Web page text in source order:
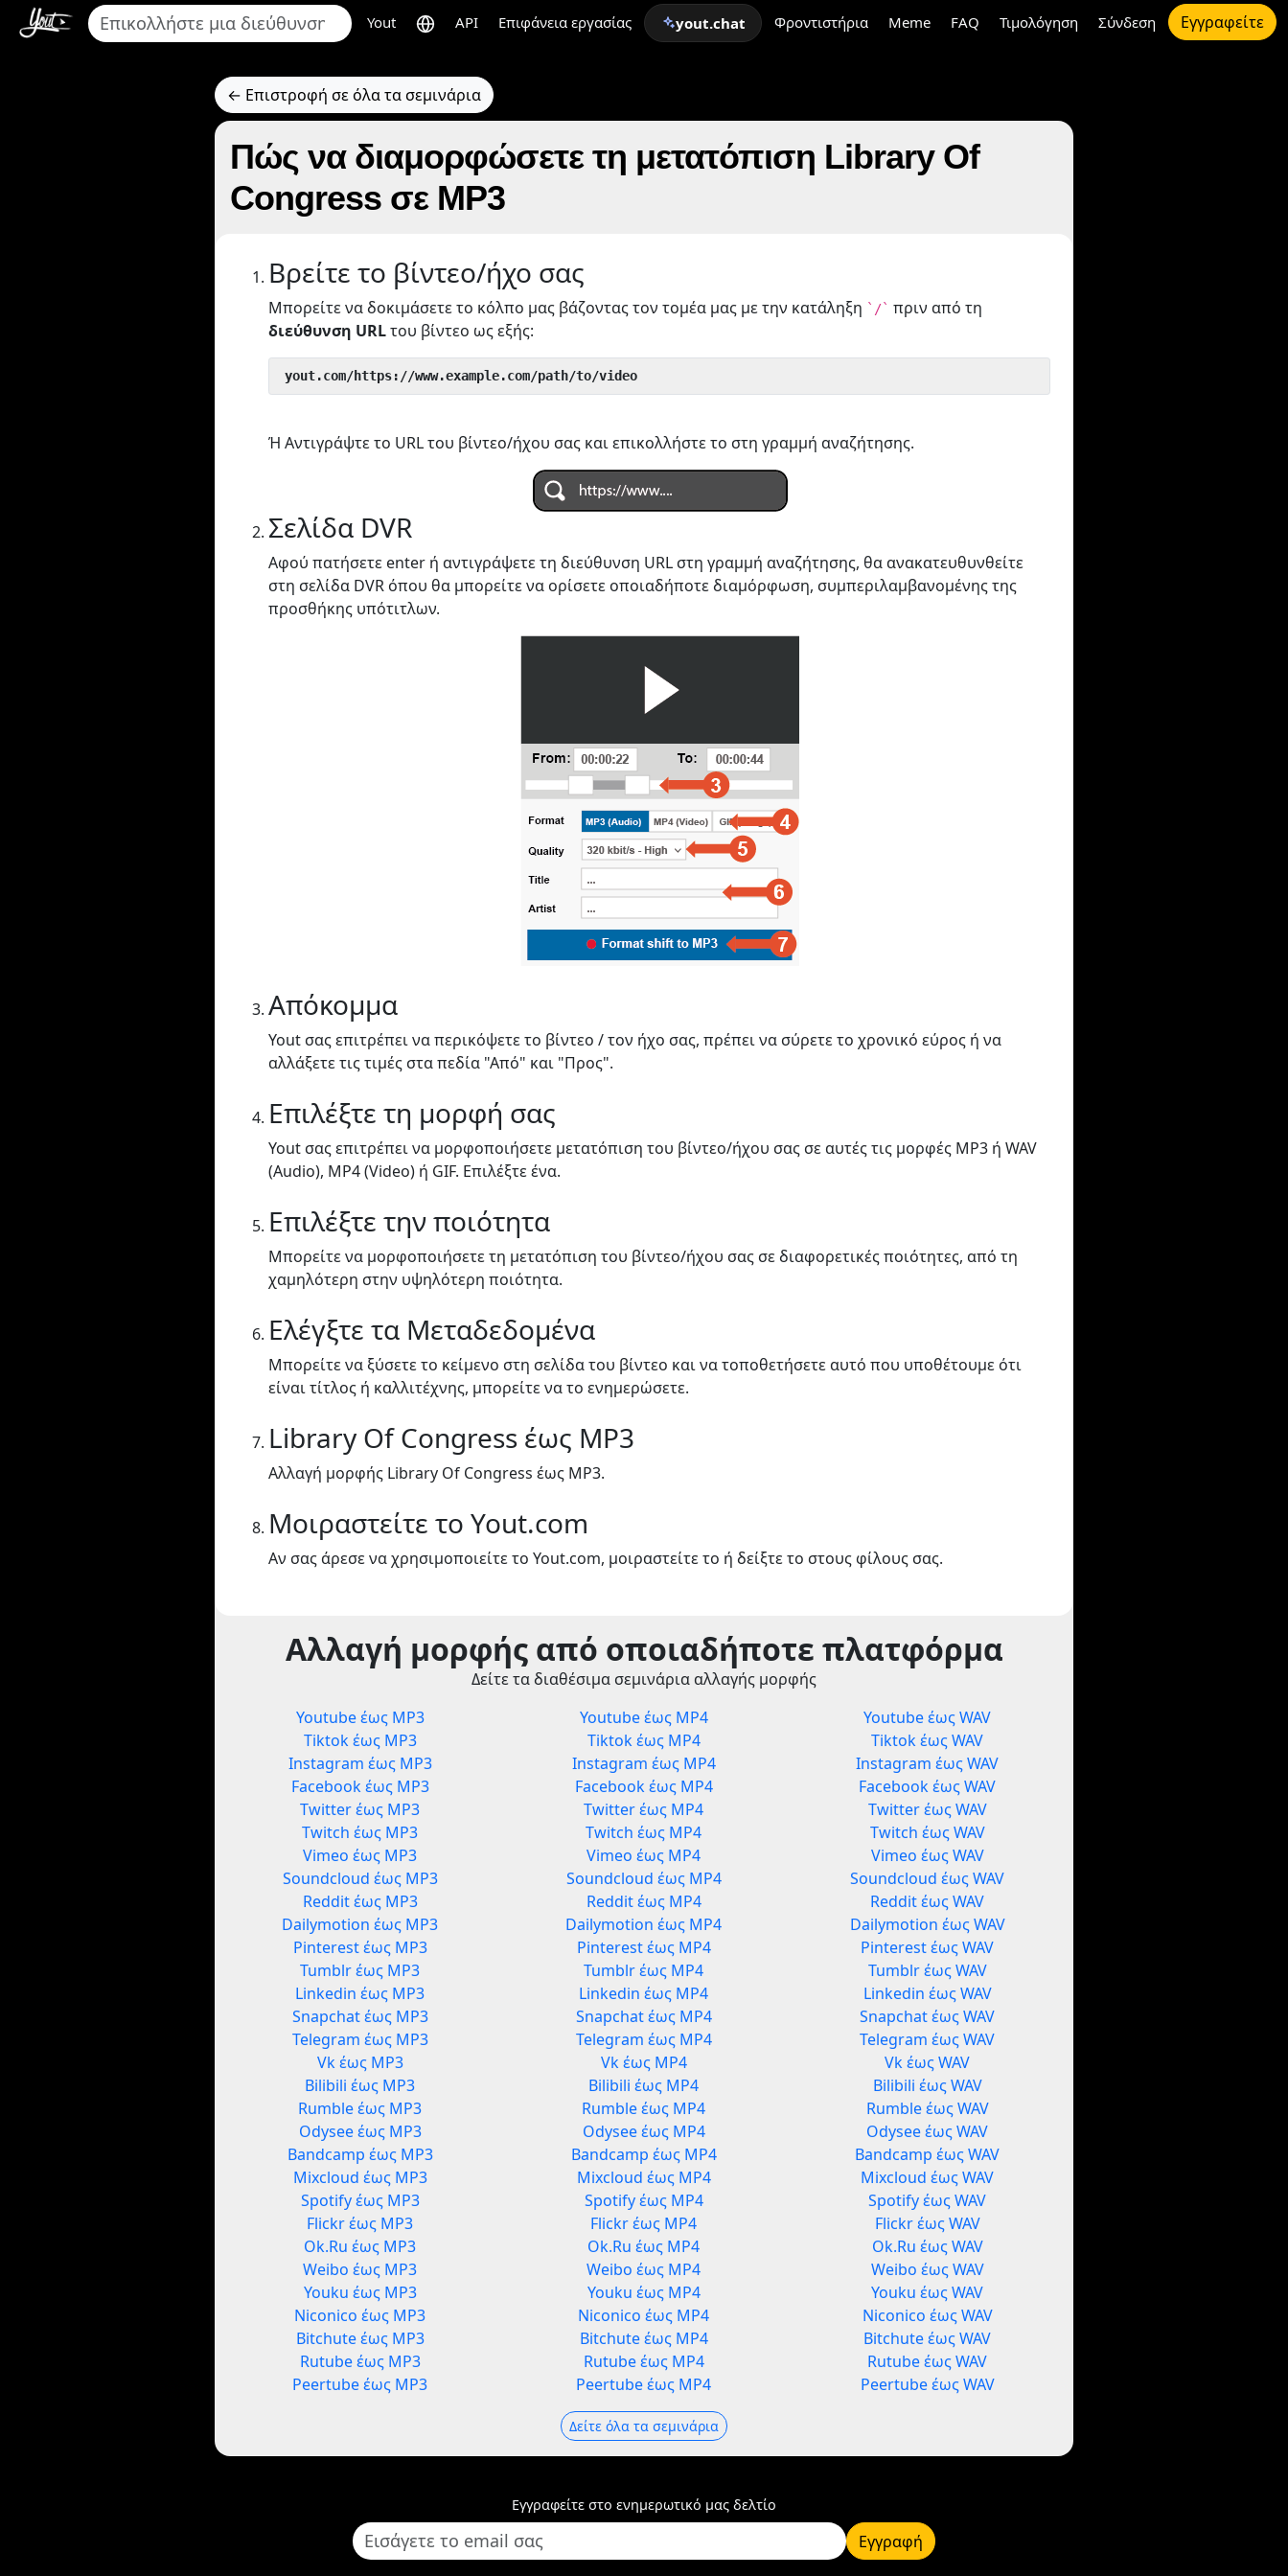
Yout API Επιφάνεια εργασίας yout.chat Φροντιστήρια Meme FAQ Τιμολόγηση Σύνδεση Εγγραφείτε
← Επιστροφή σε όλα τα σεμινάρια
Πώς να διαμορφώσετε τη μετατόπιση Library Of
Congress σε MP3
Βρείτε το βίντεο/ήχο σας
Μπορείτε να δοκιμάσετε το κόλπο μας βάζοντας τον τομέα μας με την κατάληξη `/` πριν από τη
διεύθυνση URLτου βίντεο ως εξής:
yout.com/https://www.example.com/path/to/video
Ή Αντιγράψτε το URL του βίντεο/ήχου σας και επικολλήστε το στη γραμμή αναζήτησης.
Σελίδα DVR
Αφού πατήσετε enter ή αντιγράψετε τη διεύθυνση URL στη γραμμή αναζήτησης, θα ανακατευθυνθείτε
στη σελίδα DVR όπου θα μπορείτε να ορίσετε οποιαδήποτε διαμόρφωση, συμπεριλαμβανομένης της
προσθήκης υπότιτλων.
Απόκομμα
Yout σας επιτρέπει να περικόψετε το βίντεο / τον ήχο σας, πρέπει να σύρετε το χρονικό εύρος ή να
αλλάξετε τις τιμές στα πεδία "Από" και "Προς".
Επιλέξτε τη μορφή σας
Yout σας επιτρέπει να μορφοποιήσετε μετατόπιση του βίντεο/ήχου σας σε αυτές τις μορφές MP3 ή WAV
(Audio), MP4 (Video) ή GIF. Επιλέξτε ένα.
Επιλέξτε την ποιότητα
Μπορείτε να μορφοποιήσετε τη μετατόπιση του βίντεο/ήχου σας σε διαφορετικές ποιότητες, από τη
χαμηλότερη στην υψηλότερη ποιότητα.
Ελέγξτε τα Μεταδεδομένα
Μπορείτε να ξύσετε το κείμενο στη σελίδα του βίντεο και να τοποθετήσετε αυτό που υποθέτουμε ότι
είναι τίτλος ή καλλιτέχνης, μπορείτε να το ενημερώσετε.
Library Of Congress έως MP3
Αλλαγή μορφής Library Of Congress έως MP3.
Μοιραστείτε το Yout.com
Αν σας άρεσε να χρησιμοποιείτε το Yout.com, μοιραστείτε το ή δείξτε το στους φίλους σας.
Αλλαγή μορφής από οποιαδήποτε πλατφόρμα
Δείτε τα διαθέσιμα σεμινάρια αλλαγής μορφής
Youtube έως MP3
Tiktok έως MP3
Instagram έως MP3
Facebook έως MP3
Twitter έως MP3
Twitch έως MP3
Vimeo έως MP3
Soundcloud έως MP3
Reddit έως MP3
Dailymotion έως MP3
Pinterest έως MP3
Tumblr έως MP3
Linkedin έως MP3
Snapchat έως MP3
Telegram έως MP3
Vk έως MP3
Bilibili έως MP3
Rumble έως MP3
Odysee έως MP3
Bandcamp έως MP3
Mixcloud έως MP3
Spotify έως MP3
Flickr έως MP3
Ok.Ru έως MP3
Weibo έως MP3
Youku έως MP3
Niconico έως MP3
Bitchute έως MP3
Rutube έως MP3
Peertube έως MP3
Youtube έως MP4
Tiktok έως MP4
Instagram έως MP4
Facebook έως MP4
Twitter έως MP4
Twitch έως MP4
Vimeo έως MP4
Soundcloud έως MP4
Reddit έως MP4
Dailymotion έως MP4
Pinterest έως MP4
Tumblr έως MP4
Linkedin έως MP4
Snapchat έως MP4
Telegram έως MP4
Vk έως MP4
Bilibili έως MP4
Rumble έως MP4
Odysee έως MP4
Bandcamp έως MP4
Mixcloud έως MP4
Spotify έως MP4
Flickr έως MP4
Ok.Ru έως MP4
Weibo έως MP4
Youku έως MP4
Niconico έως MP4
Bitchute έως MP4
Rutube έως MP4
Peertube έως MP4
Youtube έως WAV
Tiktok έως WAV
Instagram έως WAV
Facebook έως WAV
Twitter έως WAV
Twitch έως WAV
Vimeo έως WAV
Soundcloud έως WAV
Reddit έως WAV
Dailymotion έως WAV
Pinterest έως WAV
Tumblr έως WAV
Linkedin έως WAV
Snapchat έως WAV
Telegram έως WAV
Vk έως WAV
Bilibili έως WAV
Rumble έως WAV
Odysee έως WAV
Bandcamp έως WAV
Mixcloud έως WAV
Spotify έως WAV
Flickr έως WAV
Ok.Ru έως WAV
Weibo έως WAV
Youku έως WAV
Niconico έως WAV
Bitchute έως WAV
Rutube έως WAV
Peertube έως WAV
Δείτε όλα τα σεμινάρια
Εγγραφείτε στο ενημερωτικό μας δελτίο
Εγγραφή